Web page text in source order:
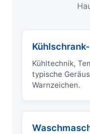
Kühltechnik,
typische
Warnzeichen.